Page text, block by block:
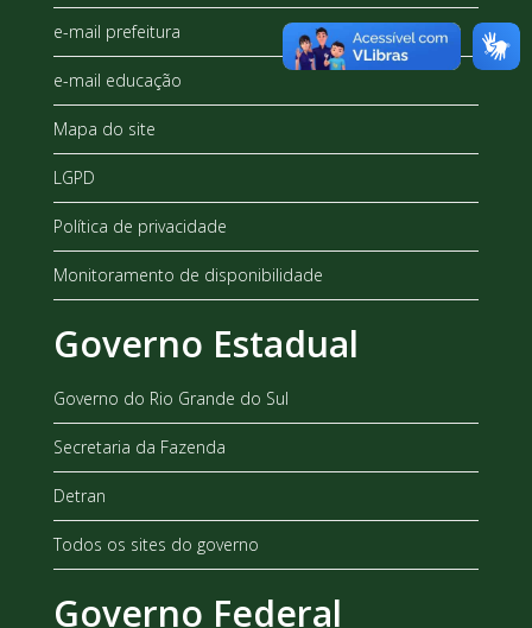
e-mail prefeitura
e-mail educação
Mapa do site
LGPD
Política de privacidade
Monitoramento de disponibilidade
Governo Estadual
Governo do Rio Grande do Sul
Secretaria da Fazenda
Detran
Todos os sites do governo
Governo Federal